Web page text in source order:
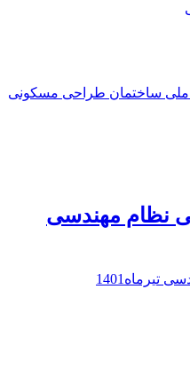
ساختمان طراحی مسکونی
نظام مهندسی